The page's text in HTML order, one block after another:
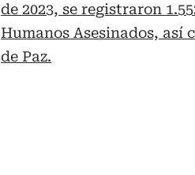
de 2023, se registraron
Humanos Asesinados, así
de Paz.